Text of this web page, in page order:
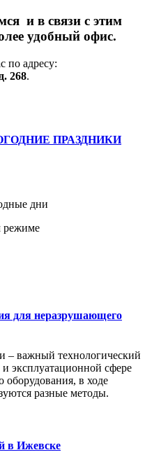
и в связи с этим
удобный офис.
по адресу:
д. 268.
ПРАЗДНИКИ
дни
режиме
для неразрушающего
– важный технологический
эксплуатационной сфере
оборудования, в ходе
разные методы.
в Ижевске